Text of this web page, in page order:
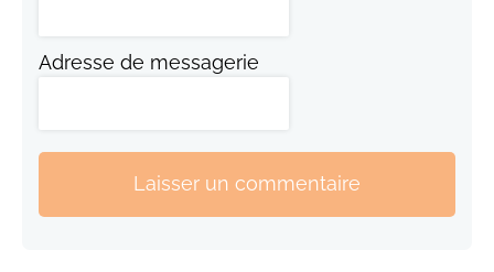
Adresse de messagerie
Laisser un commentaire